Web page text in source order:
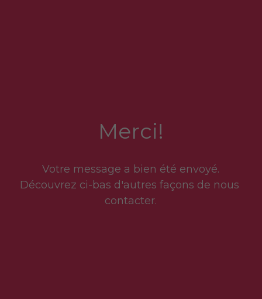
Merci!
Votre message a bien été envoyé.
Découvrez ci-bas d'autres façons de nous
contacter.